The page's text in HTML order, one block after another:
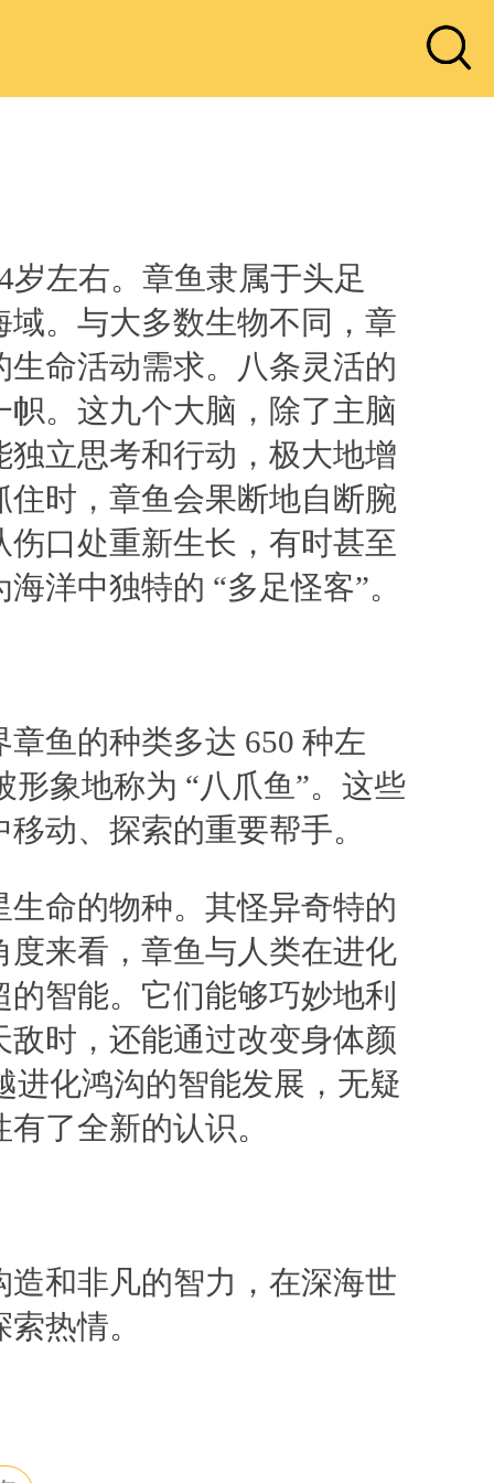
左右。章鱼隶属于头足
。与大多数生物不同，章
命活动需求。八条灵活的
。这九个大脑，除了主脑
立思考和行动，极大地增
时，章鱼会果断地自断腕
口处重新生长，有时甚至
洋中独特的 “多足怪客”。
鱼的种类多达 650 种左
象地称为 “八爪鱼”。这些
动、探索的重要帮手。
命的物种。其怪异奇特的
来看，章鱼与人类在进化
智能。它们能够巧妙地利
时，还能通过改变身体颜
进化鸿沟的智能发展，无疑
了全新的认识。
和非凡的智力，在深海世
热情。